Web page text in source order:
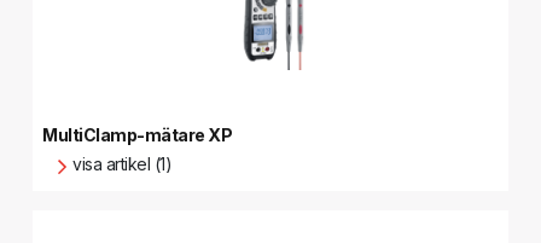
MultiClamp-mätare XP
visa artikel (1)